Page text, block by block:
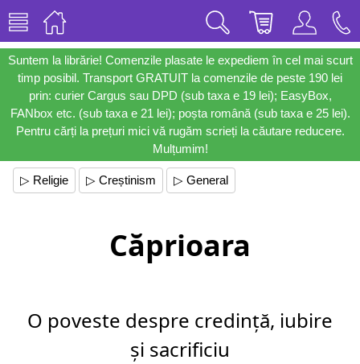
Suntem la librărie! Comenzile plasate le expediem în cel mai scurt
timp posibil. Transport GRATUIT la comenzile de peste 190 lei
prin: curier Cargus sau DPD (sub taxa e 19 lei); EasyBox,
FANbox etc. (sub taxa e 21 lei); poșta română (sub taxa e 25 lei).
Pentru cărți la prețuri mici vă rugăm scrieți la căutare reducere.
Mulțumim!
▷ Religie ▷ Creștinism ▷ General
Căprioara
O poveste despre credință, iubire
și sacrificiu